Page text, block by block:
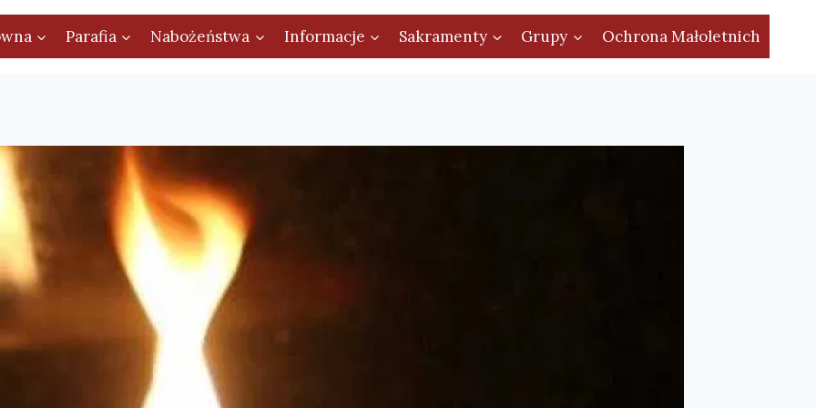
Parafia Nabożeństwa Informacje Sakramenty Grupy Ochrona Małoletnich